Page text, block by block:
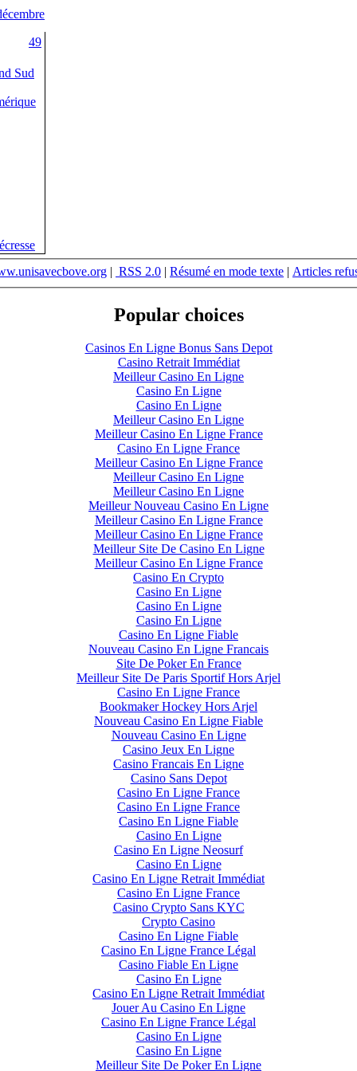
49
Sud
| RSS 2.0 | Résumé en mode texte | Articles
Popular choices
Casinos En Ligne Bonus Sans Depot
Casino Retrait Immédiat
Meilleur Casino En Ligne
Casino En Ligne
Casino En Ligne
Meilleur Casino En Ligne
Meilleur Casino En Ligne France
Casino En Ligne France
Meilleur Casino En Ligne France
Meilleur Casino En Ligne
Meilleur Casino En Ligne
Meilleur Nouveau Casino En Ligne
Meilleur Casino En Ligne France
Meilleur Casino En Ligne France
Meilleur Site De Casino En Ligne
Meilleur Casino En Ligne France
Casino En Crypto
Casino En Ligne
Casino En Ligne
Casino En Ligne
Casino En Ligne Fiable
Nouveau Casino En Ligne Francais
Site De Poker En France
Meilleur Site De Paris Sportif Hors Arjel
Casino En Ligne France
Bookmaker Hockey Hors Arjel
Nouveau Casino En Ligne Fiable
Nouveau Casino En Ligne
Casino Jeux En Ligne
Casino Francais En Ligne
Casino Sans Depot
Casino En Ligne France
Casino En Ligne France
Casino En Ligne Fiable
Casino En Ligne
Casino En Ligne Neosurf
Casino En Ligne
Casino En Ligne Retrait Immédiat
Casino En Ligne France
Casino Crypto Sans KYC
Crypto Casino
Casino En Ligne Fiable
Casino En Ligne France Légal
Casino Fiable En Ligne
Casino En Ligne
Casino En Ligne Retrait Immédiat
Jouer Au Casino En Ligne
Casino En Ligne France Légal
Casino En Ligne
Casino En Ligne
Meilleur Site De Poker En Ligne